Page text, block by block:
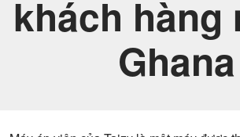
khách hàng
Ghana